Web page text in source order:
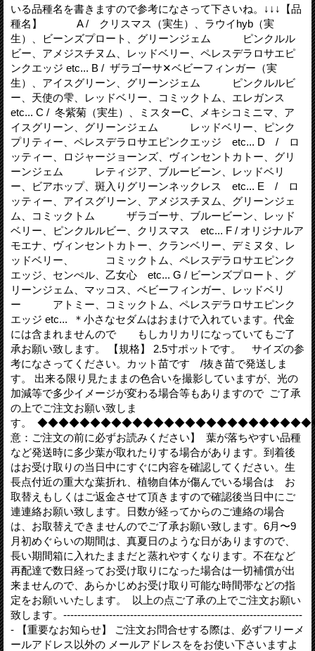
いる品種名を書きますので参考になさって下さいね。↓↓↓【品
種名】 A / クリスマス（実生）、ラウイhyb（実
生）、ビーンズプロート、グリーンジェム ピンクルル
ビー、アメジスチヌム、レッドベリー、ペレスデラロサエピ
ンクエッジ etc... B / ザラゴーサ✕ベビーフィンガー（実
生）、アイスグリーン、グリーンジェム ピンクルルビ
ー、天使の雫、レッドベリー、コミックトム、エレガンス
etc... C / 冬紫菊（実生）、ミスターC、メキシコミニマ、ア
イスグリーン、グリーンジェム レッドベリー、ピンク
プリティー、ペレスデラロサエピンクエッジ etc... D / ロ
ッティー、ロジャージョーンズ、ヴィンセントカトー、グリ
ーンジェム レティジア、ブルービーン、レッドベリ
ー、ビアホップ、斑入りグリーンネックレス etc... E / ロ
ッティー、アイスグリーン、アメジスチヌム、グリーンジェ
ム、コミックトム ザラゴーサ、ブルービーン、レッド
ベリー、ピンクルルビー、クリスマス etc... F / オリジナルア
モエナ、ヴィンセントカトー、クランベリー、デミヌタ、レ
ッドベリー、 コミックトム、ペレスデラロサエピンク
エッジ、センぺル、乙女心 etc... G / ビーンズプロート、グ
リーンジェム、マッコス、ベビーフィンガー、レッドベリ
ー アトミー、コミックトム、ペレスデラロサエピンク
エッジ etc... ＊小さなセダムはおまけで入れています。代金
には含まれませんので もしカリカリになっていてもご了
承お願い致します。 【規格】 2.5寸ポットです。 サイズの参
考になさってください。カット苗です /抜き苗で発送しま
す。 出来る限り見たままの色合いを撮影していますが、光の
加減等で多少イメージが変わる場合等もありますので ご了承
の上でご注文お願い致しま
す。
意：ご注文の前に必ずお読みください】 葉が落ちやすい品種
など発送時に多少葉が取れたりする場合があります。到着後
はお受け取りの当日中にすぐに内容を確認してください。生
長点付近の重大な葉折れ、植物自体が傷んでいる場合は お
取替えもしくはご返金させて頂きますので確認後当日中にご
連連絡お願い致します。日数が経ってからのご連絡の場合
は、お取替えできませんのでご了承お願い致します。6月〜9
月初めぐらいの期間は、真夏日のような日がありますので、
長い期間箱に入れたままだと蒸れやすくなります。不在など
再配達で数日経ってお受け取りになった場合は一切補償が出
来ませんので、あらかじめお受け取り可能な時間帯などの指
定をお願いいたします。 以上の点ご了承の上でご注文お願い
致します。--------------------------------------------------------------------
- 【重要なお知らせ】 ご注文お問合せする際は、必ずフリーメ
ールアドレス以外の メールアドレスををお使い下さいますよ